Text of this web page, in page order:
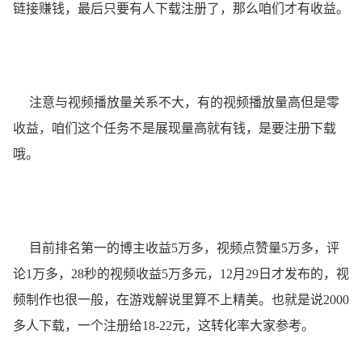
链接赚钱，最后只要有人下载注册了，那么咱们才有收益。
注意与视频播放量关系不大，有的视频播放量高但是零
收益，咱们这个任务不是展现量高就有钱，是要注册下载
哦。
目前排名第一的博主收益5万多，视频点赞量5万多，评
论1万多，28秒的视频收益5万多元，12月29日才发布的，视
频制作也很一般，在游戏解说里算不上精美。也就是说2000
多人下载，一个注册给18-22元，这转化率大家参考。